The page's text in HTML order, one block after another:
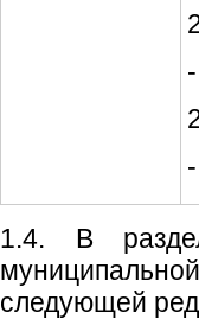
1.4. В
следующей